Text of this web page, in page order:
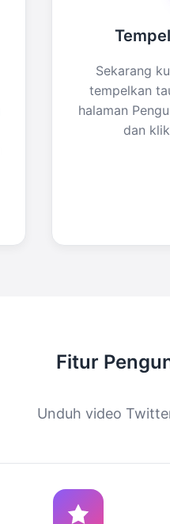
Sekarang
tempelkan
halaman
dan
Fitur
Unduh video